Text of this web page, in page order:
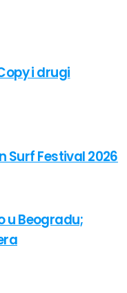
i drugi
Surf Festival 2026
u Beogradu;